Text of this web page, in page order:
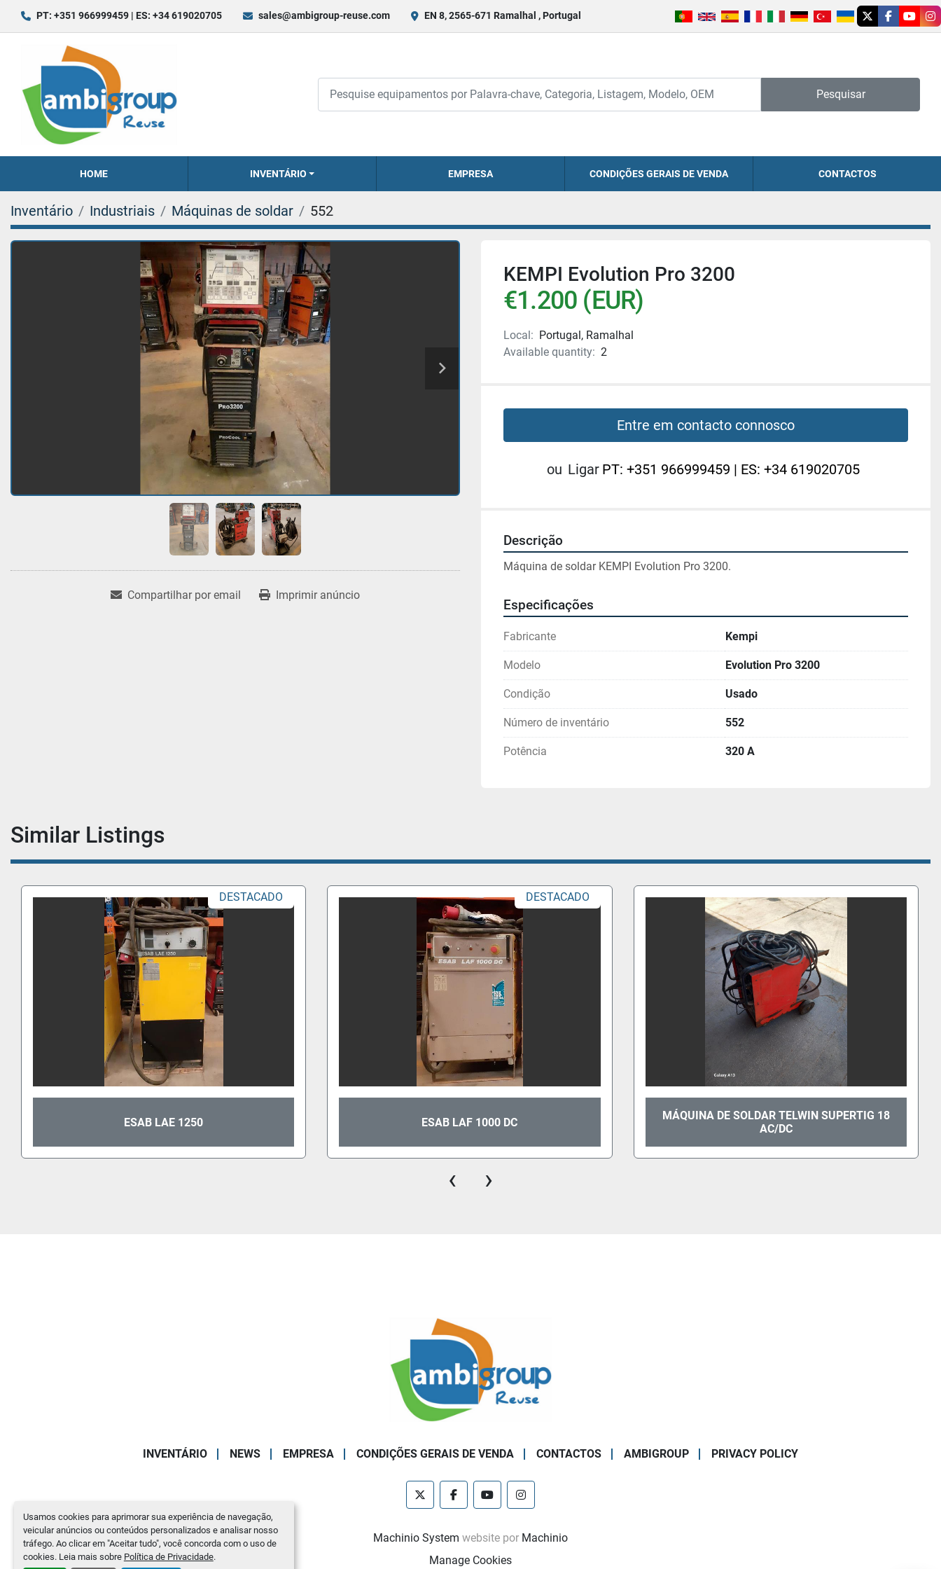
Usamos cookies para aprimorar sua experiência de navegação,
veicular anúncios ou conteúdos personalizados e analisar nosso
tráfego. Ao clicar em "Aceitar tudo", você concorda com o uso de
cookies. Leia mais sobre Política de Privacidade.
PT: +351 966999459 | ES: +34 619020705 sales@ambigroup-reuse.com EN 8, 2565-671 Ramalhal , Portugal
twitterfacebook
Pesquisar
HOME INVENTÁRIO EMPRESA CONDIÇÕES GERAIS DE VENDA CONTACTOS
Inventário Industriais Máquinas de soldar 552
Compartilhar por email Imprimir anúncio
KEMPI Evolution Pro 3200
€1.200 (EUR)
Local: Portugal, Ramalhal
Available quantity: 2
Entre em contacto connosco
ou Ligar PT: +351 966999459 | ES: +34 619020705
Descrição
Máquina de soldar KEMPI Evolution Pro 3200.
Especificações
Fabricante Kempi
Modelo Evolution Pro 3200
Condição Usado
Número de inventário 552
Potência 320 A
Similar Listings
DESTACADO
ESAB LAF 1000 DC
MÁQUINA DE SOLDAR TELWIN SUPERTIG 18
MÁQUINA DE SOLDAR TELWIN
‹ ›
INVENTÁRIO NEWS EMPRESA CONDIÇÕES GERAIS DE VENDA CONTACTOS AMBIGROUP PRIVACY POLICY
twitter facebookyoutubeinstagram
Machinio System website por Machinio
Manage Cookies